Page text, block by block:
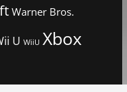
Warner Bros.
U WiiU Xbox